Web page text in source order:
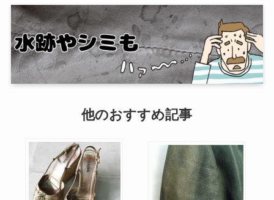
他のおすすめ記事